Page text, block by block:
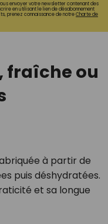
envoyer votre newsletter contenant des
en utilisant le lien de désabonnement
prenez connaissance de notreCharte de
fraîche ou
à partir de
puis déshydratées.
et sa longue